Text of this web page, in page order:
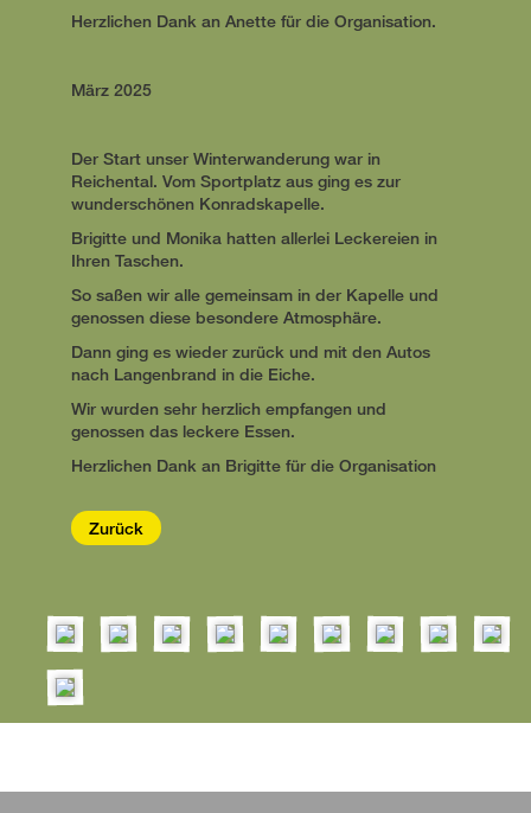
Herzlichen Dank an Anette für die Organisation.
März 2025
Der Start unser Winterwanderung war in
Reichental. Vom Sportplatz aus ging es zur
wunderschönen Konradskapelle.
Brigitte und Monika hatten allerlei Leckereien in
Ihren Taschen.
So saßen wir alle gemeinsam in der Kapelle und
genossen diese besondere Atmosphäre.
Dann ging es wieder zurück und mit den Autos
nach Langenbrand in die Eiche.
Wir wurden sehr herzlich empfangen und
genossen das leckere Essen.
Herzlichen Dank an Brigitte für die Organisation
Zurück